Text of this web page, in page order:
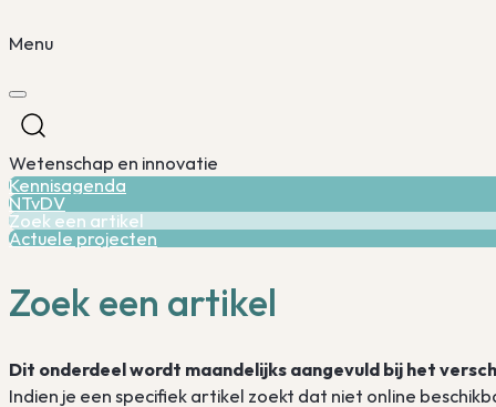
Menu
Wetenschap en innovatie
Kennisagenda
NTvDV
Zoek een artikel
Actuele projecten
Zoek een artikel
Dit onderdeel wordt maandelijks aangevuld bij het
Indien je een specifiek artikel zoekt dat niet online